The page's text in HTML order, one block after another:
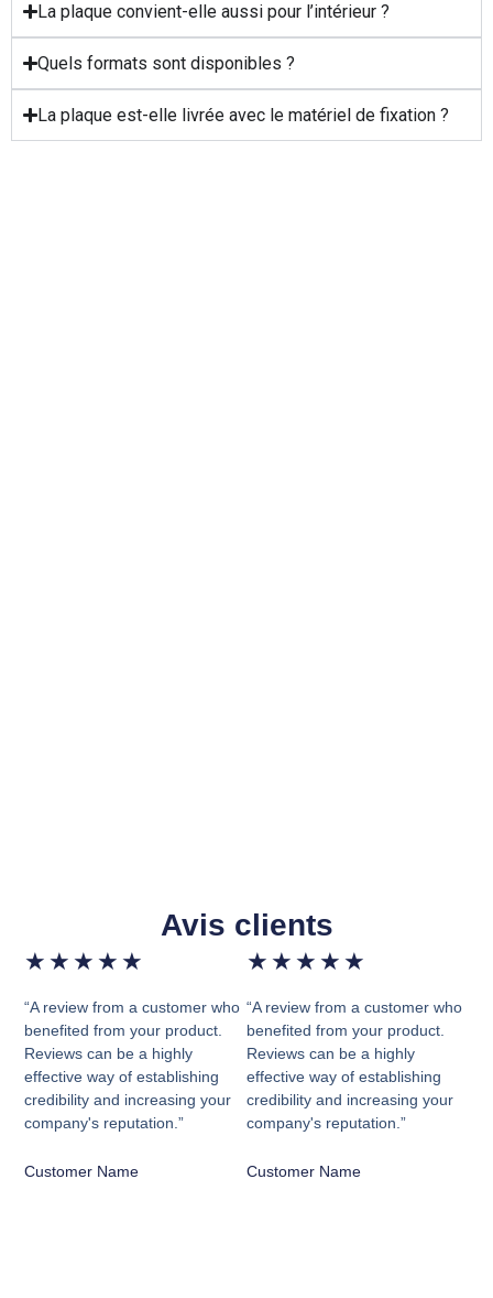
La plaque convient-elle aussi pour l’intérieur ?
Quels formats sont disponibles ?
La plaque est-elle livrée avec le matériel de fixation ?
Avis clients
★ ★ ★ ★ ★
“A review from a customer who
benefited from your product.
Reviews can be a highly
effective way of establishing
credibility and increasing your
company's reputation.”
Customer Name
★ ★ ★ ★ ★
“A review from a customer who
benefited from your product.
Reviews can be a highly
effective way of establishing
credibility and increasing your
company's reputation.”
Customer Name